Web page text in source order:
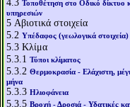
Τοποθέτηση στο Οδικό δίκτυο
υπηρεσιών
5 Αβιοτικά στοιχεία
5.2 Υπέδαφος (γεωλογικά στοιχεία)
5.3 Κλίμα
5.3.1 Τύποι κλίματος
5.3.2 Θερμοκρασία - Ελάχιστη,
μήνα
5.3.3 Ηλιοφάνεια
5.3.5 Βροχή - Δροσιά - Υδατικές